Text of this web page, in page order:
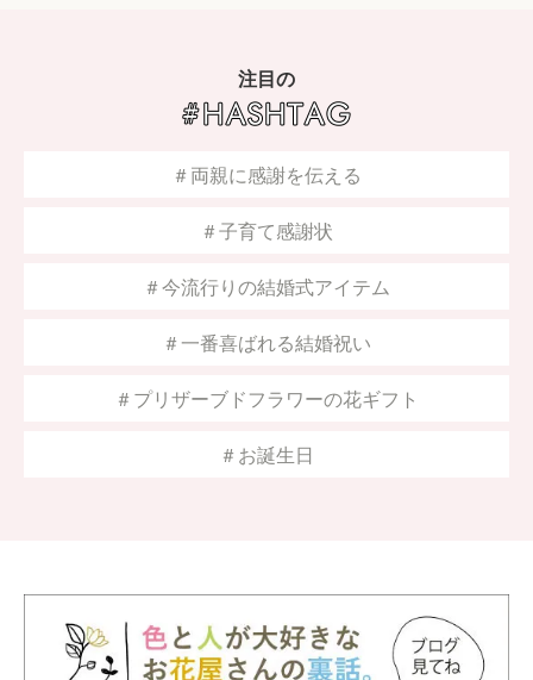
注目の
＃両親に感謝を伝える
＃子育て感謝状
＃今流行りの結婚式アイテム
＃一番喜ばれる結婚祝い
＃プリザーブドフラワーの花ギフト
＃お誕生日